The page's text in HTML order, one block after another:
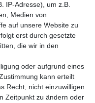
IP-Adresse), um z.B.
Medien von
auf unsere Website zu
erst durch gesetzte
die wir in den
oder aufgrund eines
kann erteilt
Recht, nicht einzuwilligen
Zeitpunkt zu ändern oder